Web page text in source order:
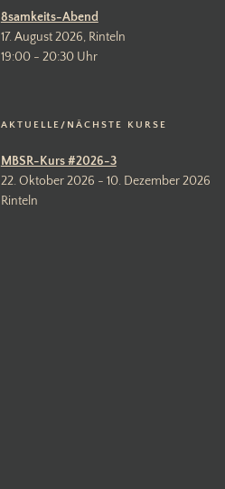
8samkeits-Abend
17. August 2026, Rinteln
19:00 - 20:30 Uhr
AKTUELLE/NÄCHSTE KURSE
MBSR-Kurs #2026-3
22. Oktober 2026 - 10. Dezember 2026
Rinteln